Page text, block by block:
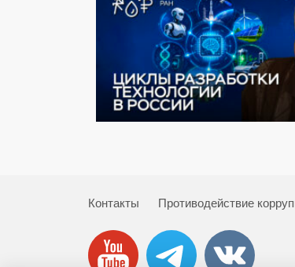
Контакты Противодействие